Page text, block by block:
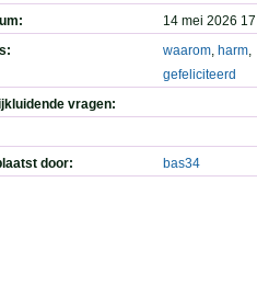
14 mei 2026
waarom, harm,
gefeliciteerd
vragen:
door: bas34